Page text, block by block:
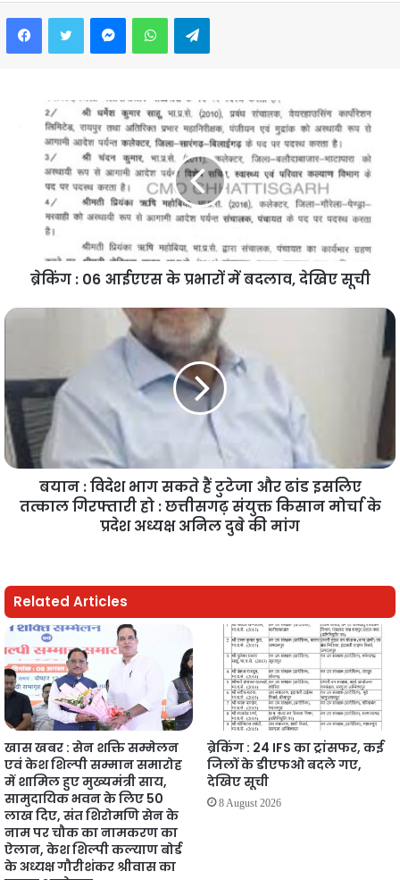
FacebookTwitter MessengerWhatsAppTelegram
ब्रेकिंग : 06 आईएएस के प्रभारों में बदलाव, देखिए सूची
बयान : विदेश भाग सकते हैं टुटेजा और ढांड इसलिए
तत्काल गिरफ्तारी हो : छत्तीसगढ़ संयुक्त किसान मोर्चा के
प्रदेश अध्यक्ष अनिल दुबे की मांग
Related Articles
खास खबर : सेन शक्ति सम्मेलन
एवं केश शिल्पी सम्मान समारोह
में शामिल हुए मुख्यमंत्री साय,
सामुदायिक भवन के लिए 50
लाख दिए, संत शिरोमणि सेन के
नाम पर चौक का नामकरण का
ऐलान, केश शिल्पी कल्याण बोर्ड
के अध्यक्ष गौरीशंकर श्रीवास का
ब्रेकिंग : 24 IFS का ट्रांसफर, कई
जिलों के डीएफओ बदले गए,
देखिए सूची
8 August 2026